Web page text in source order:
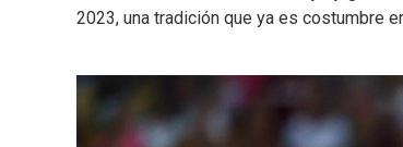
2023, una tradición que ya es costumbre